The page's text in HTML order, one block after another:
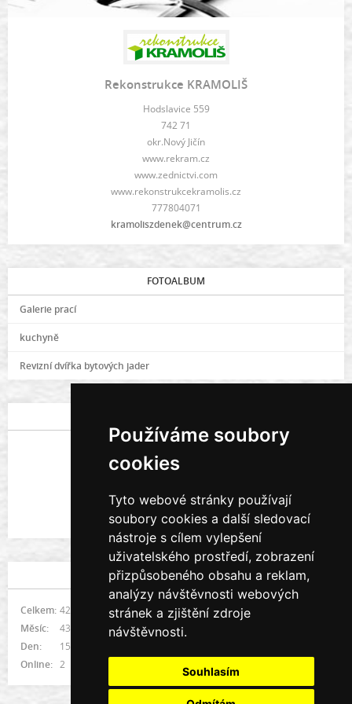
Používáme soubory
cookies
Tyto webové stránky používají
soubory cookies a další sledovací
nástroje s cílem vylepšení
uživatelského prostředí, zobrazení
přizpůsobeného obsahu a reklam,
analýzy návštěvnosti webových
stránek a zjištění zdroje
návštěvnosti.
Souhlasím
Rekonstrukce KRAMOLIŠ
Hodslavice 559
742 71
okr.Nový Jičín
www.rekram.cz
www.zednictvi.com
www.rekonstrukcekramolis.cz
777804071
kramoliszdenek@centrum.cz
FOTOALBUM
Galerie prací
kuchyně
Revizní dvířka bytových jader
Galerie prací
STATISTIKY
Online: 2
Celkem: 421612
Měsíc:
4367
Den:
155